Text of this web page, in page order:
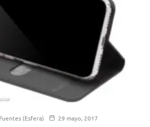
(Esfera)
29 mayo, 2017